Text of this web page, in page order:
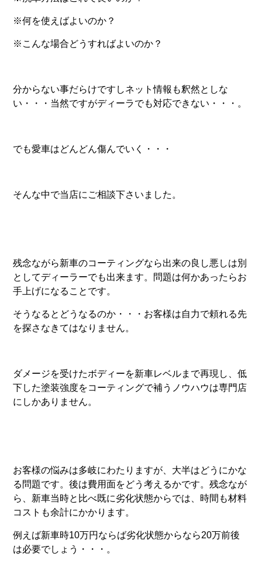
※何を使えばよいのか？
※こんな場合どうすればよいのか？
分からない事だらけですしネット情報も釈然としな
い・・・当然ですがディーラでも対応できない・・・。
でも愛車はどんどん傷んでいく・・・
そんな中で当店にご相談下さいました。
残念ながら新車のコーティングなら出来の良し悪しは別
としてディーラーでも出来ます。問題は何かあったらお
手上げになることです。
そうなるとどうなるのか・・・お客様は自力で頼れる先
を探さなきてはなりません。
ダメージを受けたボディーを新車レベルまで再現し、低
下した塗装強度をコーティングで補うノウハウは専門店
にしかありません。
お客様の悩みは多岐にわたりますが、大半はどうにかな
る問題です。後は費用面をどう考えるかです。残念なが
ら、新車当時と比べ既に劣化状態からでは、時間も材料
コストも余計にかかります。
例えば新車時10万円ならば劣化状態からなら20万前後
は必要でしょう・・・。